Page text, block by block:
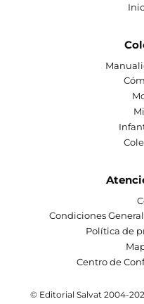
Condiciones
Política de
Centro de
© Editorial Salvat 2004-